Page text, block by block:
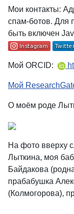
Мои контакты:
спам-ботов. Для
быть включен
Мой ORCID:
Мой
О моём роде
На фото вверху
Лыткина, моя
Байдакова
прабабушка
(Колмогорова),